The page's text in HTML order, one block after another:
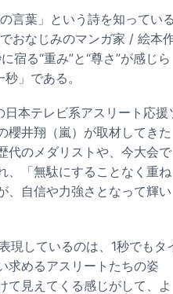
言葉」という詩を知っている
おなじみのマンガ家 / 絵本
宿る“重み”と“尊さ”が感じら
」である。
本テレビ系アスリート応援
櫻井翔（嵐）が取材してきた
代のメダリストや、今大会で
、「無駄にすることなく重ね
、自信や力強さとなって輝い
現しているのは、1秒でもタ
求めるアスリートたちの姿
て見えてくる感じがして、よ